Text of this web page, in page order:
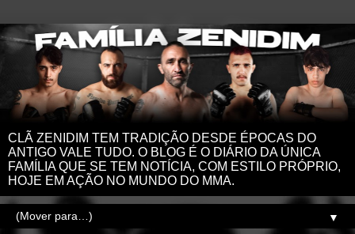
CLÃ ZENIDIM TEM TRADIÇÃO DESDE ÉPOCAS DO
ANTIGO VALE TUDO. O BLOG É O DIÁRIO DA ÚNICA
FAMÍLIA QUE SE TEM NOTÍCIA, COM ESTILO PRÓPRIO,
HOJE EM AÇÃO NO MUNDO DO MMA.
▼